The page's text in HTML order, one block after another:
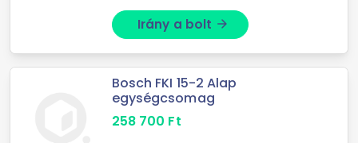
Irány a bolt arrow_forward
Bosch FKI 15-2 Alap
egységcsomag
258 700 Ft